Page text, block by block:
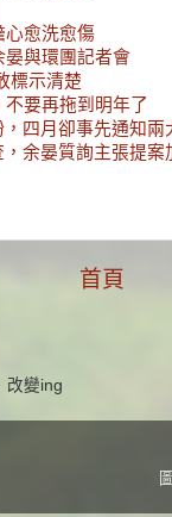
心愈洗愈傷
晏與環團記者會
標示清楚
要再拖到明年了
四月卻事先通知兩
余晏質詢主張提案
首頁
改變ing